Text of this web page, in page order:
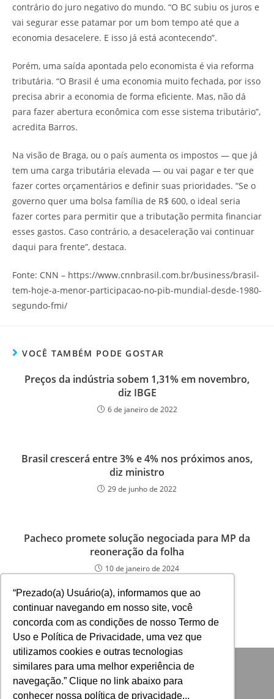
“Prezado(a) Usuário(a), informamos que ao
continuar navegando em nosso site, você
concorda com as condições de nosso Termo de
Uso e Política de Privacidade, uma vez que
utilizamos cookies e outras tecnologias
similares para uma melhor experiência de
navegação.” Clique no link abaixo para
conhecer nossa política de privacidade...
contrário do juro negativo do mundo. “O BC subiu os juros e
vai segurar esse patamar por um bom tempo até que a
economia desacelere. E isso já está acontecendo”.
Porém, uma saída apontada pelo economista é via reforma
tributária. “O Brasil é uma economia muito fechada, por isso
precisa abrir a economia de forma eficiente. Mas, não dá
para fazer abertura econômica com esse sistema tributário”,
acredita Barros.
Na visão de Braga, ou o país aumenta os impostos — que já
tem uma carga tributária elevada — ou vai pagar e ter que
fazer cortes orçamentários e definir suas prioridades. “Se o
governo quer uma bolsa família de R$ 600, o ideal seria
fazer cortes para permitir que a tributação permita financiar
esses gastos. Caso contrário, a desaceleração vai continuar
daqui para frente”, destaca.
Fonte: CNN – https://www.cnnbrasil.com.br/business/brasil-
tem-hoje-a-menor-participacao-no-pib-mundial-desde-1980-
segundo-fmi/
VOCÊ TAMBÉM PODE GOSTAR
Preços da indústria sobem 1,31% em novembro,
diz IBGE
6 de janeiro de 2022
Brasil crescerá entre 3% e 4% nos próximos anos,
diz ministro
29 de junho de 2022
Pacheco promete solução negociada para MP da
reoneração da folha
10 de janeiro de 2024